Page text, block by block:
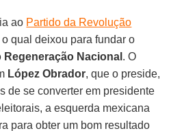
ao Partido da Revolução
o qual deixou para fundar o
Regeneração Nacional . O
López Obrador, que o preside,
de se converter em presidente
a esquerda mexicana
para obter um bom resultado